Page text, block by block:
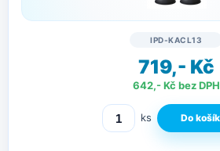
IPD-KACL13
719,- Kč
642,- Kč bez DPH
ks